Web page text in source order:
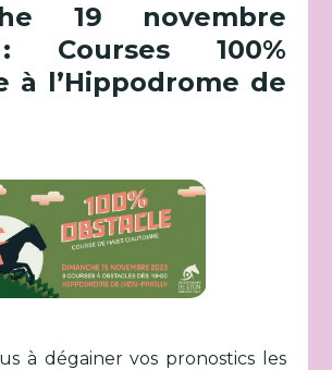
19 novembre
Courses 100%
à l’Hippodrome de
à dégainer vos pronostics les